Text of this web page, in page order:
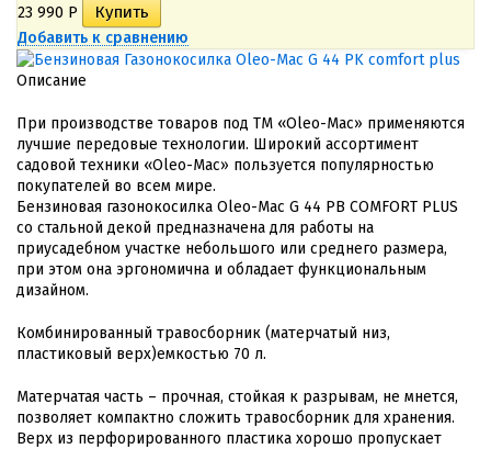
23 990 Р
Добавить к сравнению
Описание
При производстве товаров под ТМ «Oleo-Mac» применяются
лучшие передовые технологии. Широкий ассортимент
садовой техники «Oleo-Mac» пользуется популярностью
покупателей во всем мире.
Бензиновая газонокосилка Oleo-Mac G 44 PB COMFORT PLUS
со стальной декой предназначена для работы на
приусадебном участке небольшого или среднего размера,
при этом она эргономична и обладает функциональным
дизайном.
Комбинированный травосборник (матерчатый низ,
пластиковый верх)емкостью 70 л.
Матерчатая часть – прочная, стойкая к разрывам, не мнется,
позволяет компактно сложить травосборник для хранения.
Верх из перфорированного пластика хорошо пропускает